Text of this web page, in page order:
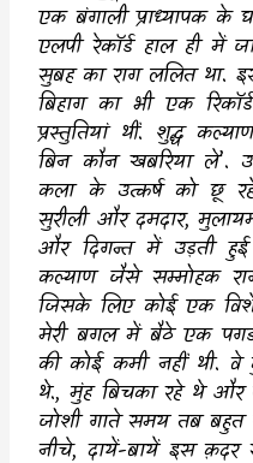
एक बंगाली प्राध्यापक के
एलपी रेकॉर्ड हाल ही में
सुबह का राग ललित था.
बिहाग का भी एक
प्रस्तुतियां थीं. शुद्ध
बिन कौन खबरिया ले’.
कला के उत्कर्ष को छू
सुरीली और दमदार,
और दिगन्त में उड़ती
कल्याण जैसे सम्मोहक
जिसके लिए कोई एक
मेरी बगल में बैठे एक
की कोई कमी नहीं थी.
थे.,मुंह बिचका रहे थे
जोशी गाते समय तब बहुत
नीचे,दायें-बायें इस क़दर